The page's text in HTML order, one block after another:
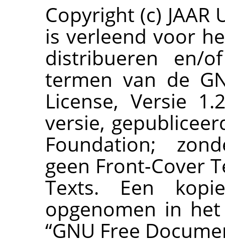
Copyright (c) JAAR
is verleend voor
distribueren en/
termen van de
License, Versie
versie,
Foundation;
geen Front-Cover
Texts. Een
opgenomen in
“GNU Free